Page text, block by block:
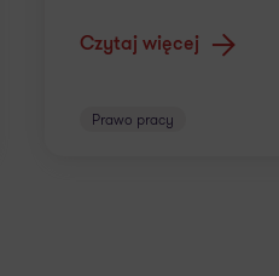
Czytaj więcej
Prawo pracy